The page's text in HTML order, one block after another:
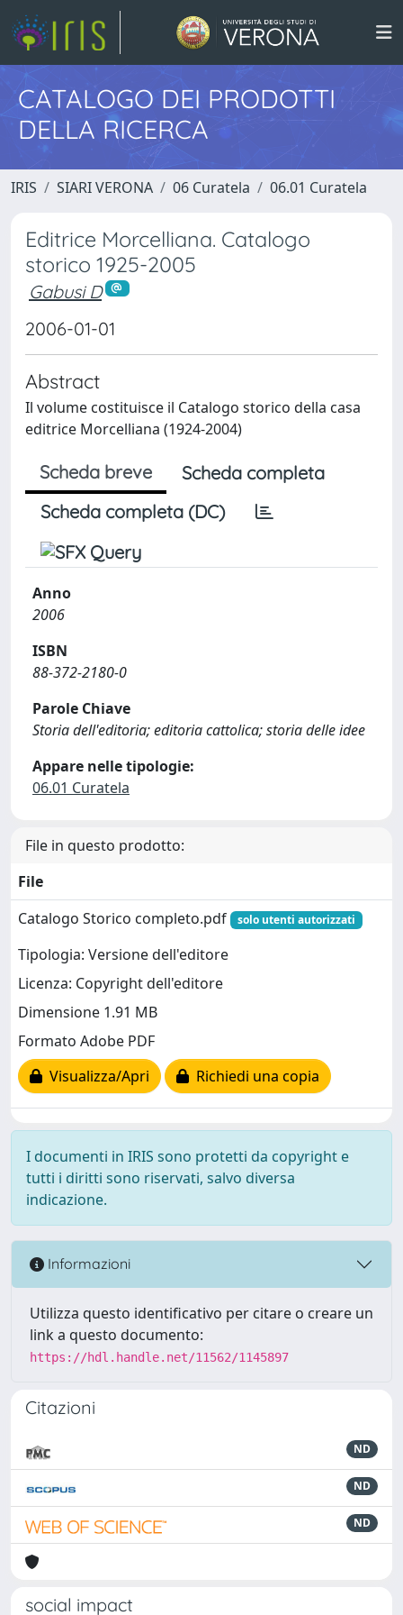
CATALOGO DEI PRODOTTI
DELLA RICERCA
IRIS SIARI VERONA 06 Curatela 06.01 Curatela
Editrice Morcelliana. Catalogo
storico 1925-2005
Gabusi D
2006-01-01
Abstract
Il volume costituisce il Catalogo storico della casa
editrice Morcelliana (1924-2004)
Scheda breve
Scheda completa
Scheda completa (DC)
Anno
2006
ISBN
88-372-2180-0
Parole Chiave
Storia dell'editoria; editoria cattolica; storia delle idee
Appare nelle tipologie:
06.01 Curatela
File in questo prodotto:
File
Catalogo Storico completo.pdf
solo utenti autorizzati
Tipologia: Versione dell'editore
Licenza: Copyright dell'editore
Dimensione 1.91 MB
Formato Adobe PDF
Visualizza/Apri
Richiedi una copia
I documenti in IRIS sono protetti da copyright e
tutti i diritti sono riservati, salvo diversa
indicazione.
Informazioni
Utilizza questo identificativo per citare o creare un
link a questo documento:
https://hdl.handle.net/11562/1145897
Citazioni
ND
ND
ND
social impact